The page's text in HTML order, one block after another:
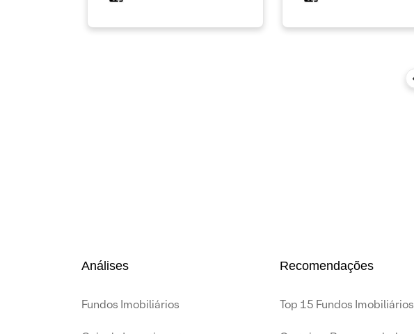
Análises
Fundos Imobiliários
Recomendações
Top 15 Fundos Imobiliários